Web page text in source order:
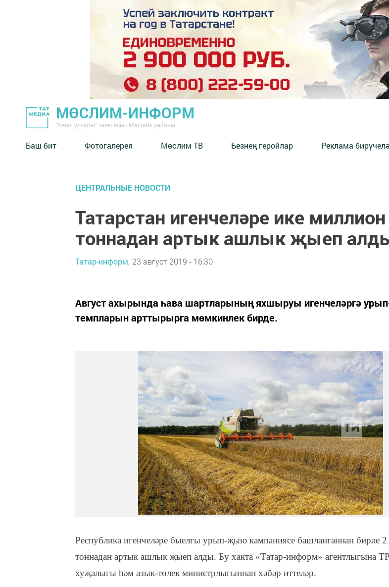
МӨСЛИМ-ИНФОРМ
"Авыл утлары" газетасы - Мөслим районы
Баш бит Фотогалерея Мөслим ТВ Безнең геройлар Реклама
ЦЕНТРАЛЬНЫЕ НОВОСТИ
Татарстан игенчеләре ике миллион
тоннадан артык ашлык җыеп
Татар-информ, 23 август 2019 - 16:30
​​​​​​​Август ахырында һава шартларының яхшыруы игенчеләргә
темпларын арттырырга мөмкинлек бирде.
Республика игенчеләре быелгы урып-җыю кампаниясе башланганнан бирле
тоннадан артык ашлык җыеп алды. Бу хакта «Татар-информ» агентлыгына
хуҗалыгы һәм азык-төлек министрлыгыннан хәбәр иттеләр.